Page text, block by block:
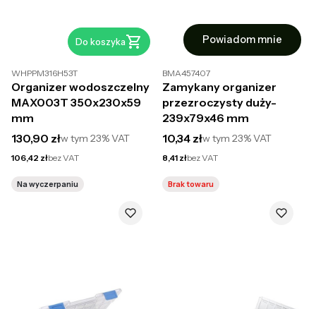
Do koszyka
WHPPM316H53T
Organizer wodoszczelny
MAX003T 350x230x59
mm
Cena brutto
130,90 złw tym 23%VAT
Cena netto
106,42 złbez VAT
Na wyczerpaniu
Powiadom mnie
BMA457407
Zamykany organizer
przezroczysty duży-
239x79x46 mm
Cena brutto
10,34 złw tym23%VAT
Cena netto
8,41 złbez VAT
Brak towaru